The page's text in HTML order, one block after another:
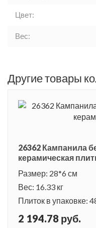
Цвет:
Вес:
Другие товары
26362 Кампанила
керамическая
Размер: 28*6 см
Вес: 16.33 кг
Плиток в упаковке:
2 194.78 руб.